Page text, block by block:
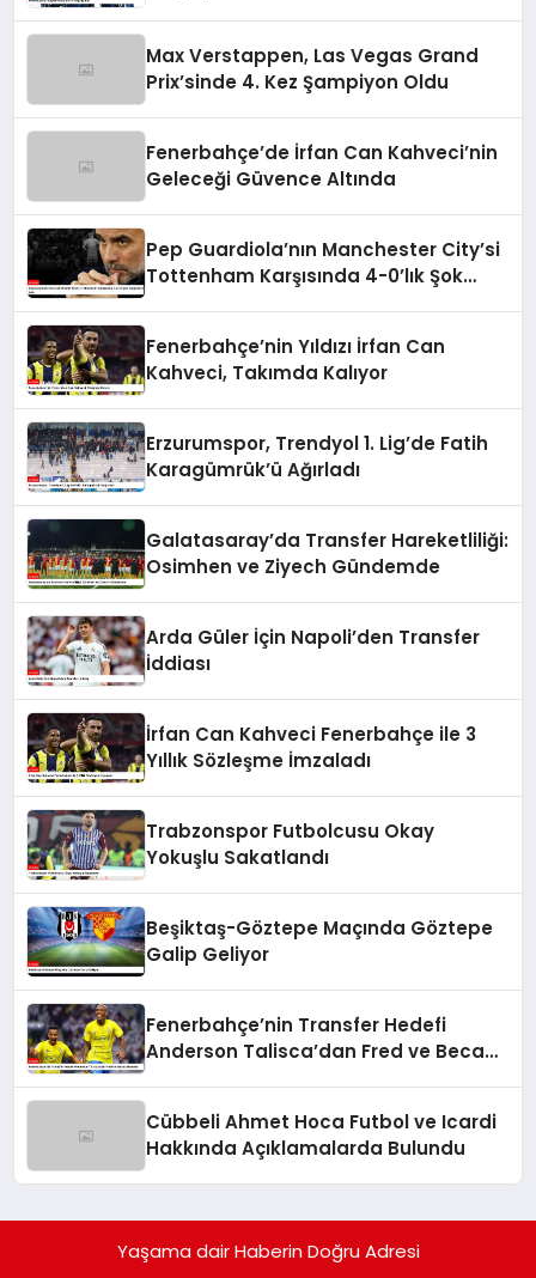
Max Verstappen, Las Vegas Grand
Prix’sinde 4. Kez Şampiyon Oldu
Fenerbahçe’de İrfan Can Kahveci’nin
Geleceği Güvence Altında
Pep Guardiola’nın Manchester City’si
Tottenham Karşısında 4-0’lık Şok
Fenerbahçe’nin Yıldızı İrfan Can
Kahveci, Takımda Kalıyor
Erzurumspor, Trendyol 1. Lig’de Fatih
Karagümrük’ü Ağırladı
Galatasaray’da Transfer Hareketliliği:
Osimhen ve Ziyech Gündemde
Arda Güler İçin Napoli’den Transfer
İddiası
İrfan Can Kahveci Fenerbahçe ile 3
Yıllık Sözleşme İmzaladı
Trabzonspor Futbolcusu Okay
Yokuşlu Sakatlandı
Beşiktaş-Göztepe Maçında Göztepe
Galip Geliyor
Fenerbahçe’nin Transfer Hedefi
Anderson Talisca’dan Fred ve Becao
Cübbeli Ahmet Hoca Futbol ve Icardi
Hakkında Açıklamalarda Bulundu
Yaşama dair Haberin Doğru Adresi